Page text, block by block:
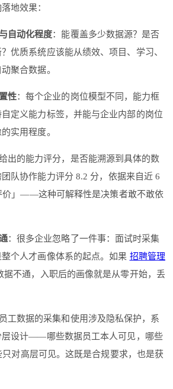
地效果：
自动化程度：能覆盖多少数据源？是否
优质系统应该能从绩效、项目、学习、
聚合数据。
性：每个企业的岗位模型不同，能力框
定义能力标签，并能与企业内部的岗位
实用程度。
出的能力评分，是否能溯源到具体的数
队协作能力评分 8.2 分，依据来自近 6
价」——这种可解释性是决策者敢不敢依
：很多企业忽略了一件事：面试时采集
个人才画像体系的起点。如果 招聘管理
据不通，入职后的画像就是从零开始，丢
工数据的采集和使用涉及隐私保护，系
层设计——哪些数据员工本人可见，哪些
只对高层可见。这既是合规要求，也是获